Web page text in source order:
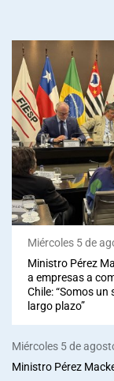
Miércoles 5 de
Ministro Pérez
a empresas a
Chile: “Somos
largo plazo”
Miércoles 5 de
Ministro Pérez